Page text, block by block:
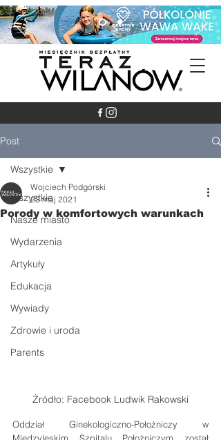
Post
Wszystkie
Nasze miasto
Wydarzenia
Artykuły
Edukacja
Wywiady
Zdrowie i uroda
Parents
Wszystkie
Porody w komfortowych warunkach
Wojciech Podgórski
23 maj 2021
Źródło: Facebook Ludwik Rakowski
Oddział Ginekologiczno-Położniczy w